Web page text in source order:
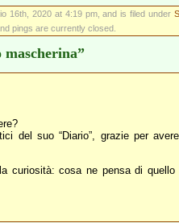
16th, 2020 at 4:19 pm, and is filed under
pings are currently closed.
mascherina”
del suo “Diario”, grazie per
curiosità: cosa ne pensa di